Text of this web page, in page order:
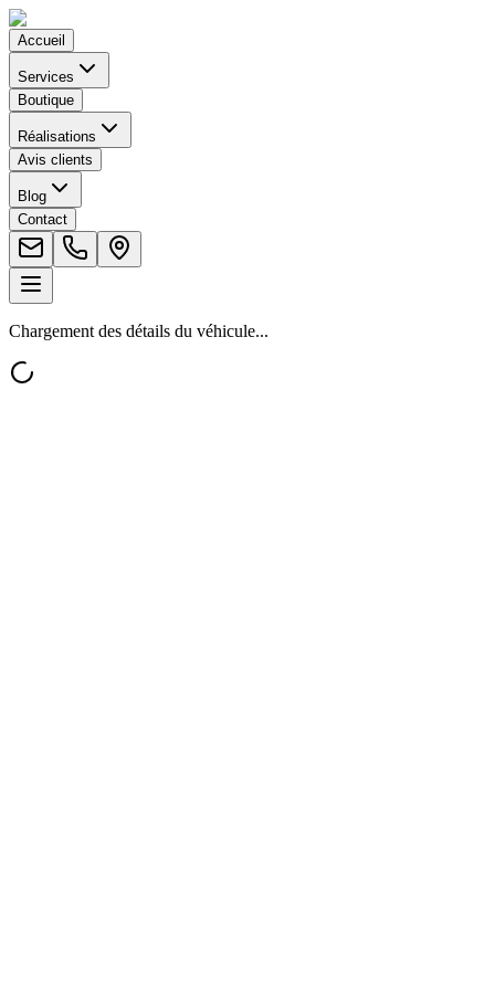
Accueil
Services
Boutique
Réalisations
Avis clients
Blog
Contact
Chargement des détails du véhicule...